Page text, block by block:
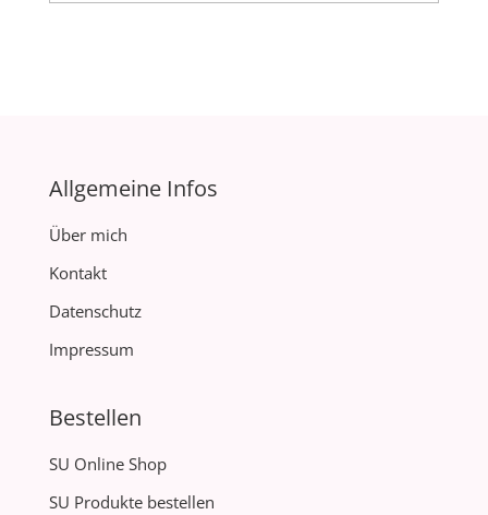
Allgemeine Infos
Über mich
Kontakt
Datenschutz
Impressum
Bestellen
SU Online Shop
SU Produkte bestellen